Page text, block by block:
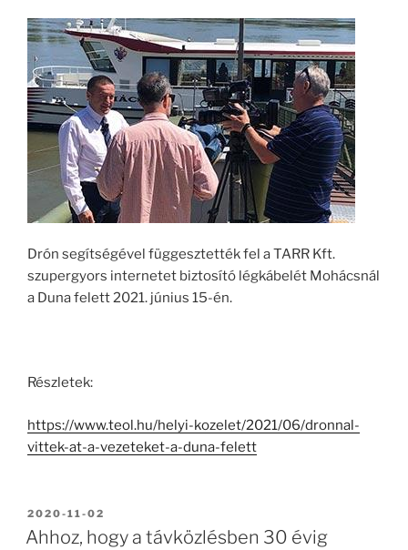
Drón segítségével függesztették fel a TARR Kft.
szupergyors internetet biztosító légkábelét Mohácsnál
a Duna felett 2021. június 15-én.
Részletek:
https://www.teol.hu/helyi-kozelet/2021/06/dronnal-
vittek-at-a-vezeteket-a-duna-felett
BEKÜLDVE:
2020-11-02
Ahhoz, hogy a távközlésben 30 évig